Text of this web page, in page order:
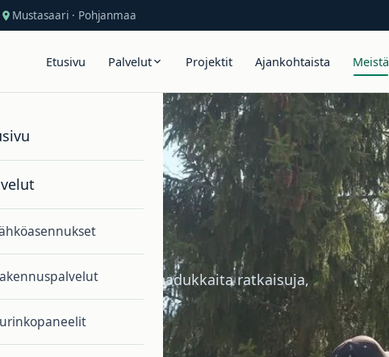
Mustasaari · Pohjanmaa
Etusivu Palvelut Projektit Ajankohtaista Meistä
toimittaa luovia ja laadukkaita ratkaisuja,